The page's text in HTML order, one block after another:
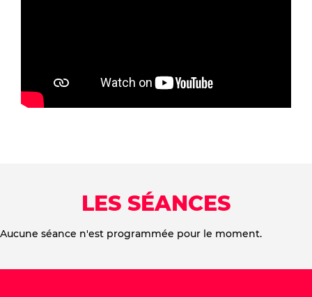
LES SÉANCES
Aucune séance n'est programmée pour le moment.